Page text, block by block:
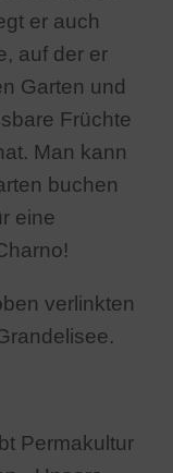
er auch
auf der er
Garten und
Früchte
Man kann
buchen
eine
verlinkten
Permakultur